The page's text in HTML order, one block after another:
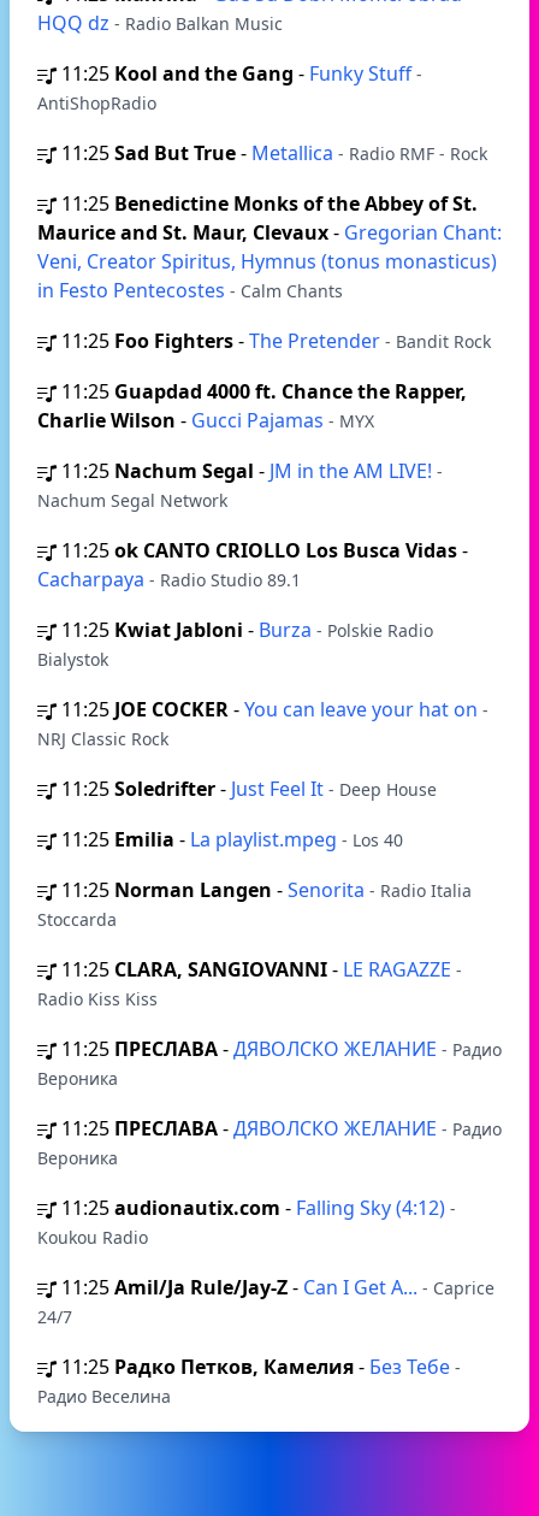
HQQ dz - Radio Balkan Music
11:25 Kool and the Gang - Funky Stuff-
AntiShopRadio
11:25Sad But True- Metallica - Radio RMF - Rock
11:25 Benedictine Monks of the Abbey of St.
Maurice and St. Maur, Clevaux- Gregorian Chant:
Veni, Creator Spiritus, Hymnus (tonus monasticus)
in Festo Pentecostes - Calm Chants
11:25 Foo Fighters-The Pretender - Bandit Rock
11:25 Guapdad 4000 ft. Chance the Rapper,
Charlie Wilson - Gucci Pajamas - MYX
11:25 Nachum Segal - JM in the AM LIVE! -
Nachum Segal Network
11:25ok CANTO CRIOLLO Los Busca Vidas-
Cacharpaya - Radio Studio 89.1
11:25 Kwiat Jabloni - Burza - Polskie Radio
Bialystok
11:25 JOE COCKER-You can leave your hat on -
NRJ Classic Rock
11:25Soledrifter- Just Feel It - Deep House
11:25 Emilia - La playlist.mpeg - Los 40
11:25 Norman Langen -Senorita - Radio Italia
Stoccarda
11:25 CLARA, SANGIOVANNI- LE RAGAZZE -
Radio Kiss Kiss
11:25 ПРЕСЛАВА-ДЯВОЛСКО ЖЕЛАНИЕ - Радио
Вероника
11:25 ПРЕСЛАВА-ДЯВОЛСКО ЖЕЛАНИЕ - Радио
Вероника
11:25audionautix.com - Falling Sky (4:12) -
Koukou Radio
11:25Amil/Ja Rule/Jay-Z- Can I Get A... - Caprice
24/7
11:25 Радко Петков, Камелия- Без Тебе -
Радио Веселина